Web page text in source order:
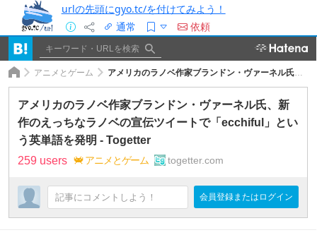
urlの先頭にgyo.tc/を付けてみよう！
通常
依頼